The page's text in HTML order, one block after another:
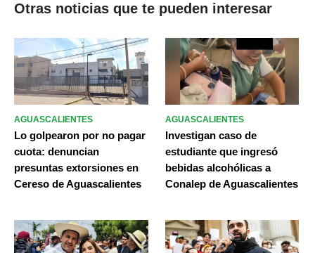
Otras noticias que te pueden interesar
AGUASCALIENTES
Lo golpearon por no pagar
cuota: denuncian
presuntas extorsiones en
Cereso de Aguascalientes
AGUASCALIENTES
Investigan caso de
estudiante que ingresó
bebidas alcohólicas a
Conalep de Aguascalientes